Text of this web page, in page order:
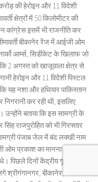
की हेरोइन और 11 विदेशी
क्षेत्रों में 50 किलोमीटर की
कांग्रेस इसमें भी राजनीति कर
बीकानेर रेंज में आईजी ओम
आर्म्स, सिडीकेट के खिलाफ जो
कि 2 अगस्त को खाजूवाला क्षेत्र से
हेरोइन और 11 विदेशी पिस्टल
यह नशा और हथियार पाकिस्तान
कर रही थी, इसलिए
उन्होंने बताया कि इस सामग्री के
राजपुरोहित को भी गिरफ्तार
पंजाब जेल में बंद लक्खी नाम
प्रकाश का मानना है कि नशा
पिछले दिनों केंद्रीय गृहमंत्री
श्रीगंगानगर, बीकानेर,